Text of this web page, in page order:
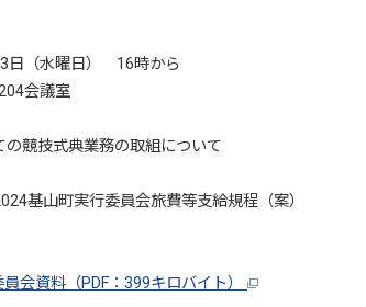
（水曜日） 16時から
会議室
競技式典業務の取組について
基山町実行委員会旅費等支給規程（案）
会資料（PDF：399キロバイト）